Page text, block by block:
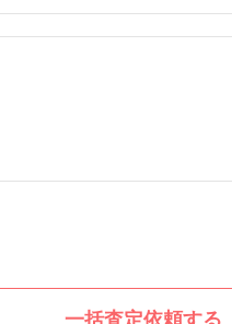
一括査定依頼する